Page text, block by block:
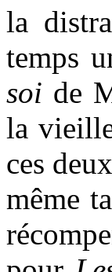
la
temps
soi de
la
ces
même